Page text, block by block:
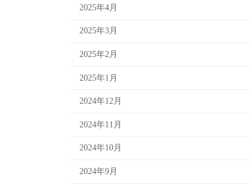
2025年4月
2025年3月
2025年2月
2025年1月
2024年12月
2024年11月
2024年10月
2024年9月